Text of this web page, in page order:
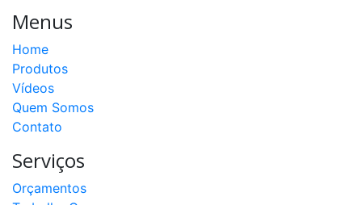
Menus
Home
Produtos
Vídeos
Quem Somos
Contato
Serviços
Orçamentos